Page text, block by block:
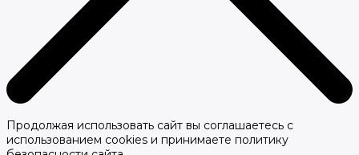
Продолжая использовать сайт вы соглашаетесь с
использованием cookies и принимаете политику